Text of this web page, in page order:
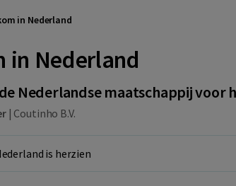
in Nederland
in Nederland
Nederlandse maatschappij voor
| Coutinho B.V.
is herzien